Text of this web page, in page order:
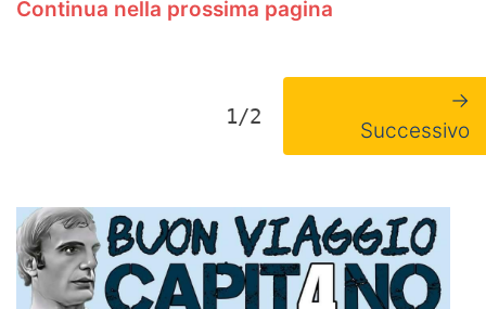
Continua nella prossima pagina
1/2
→
Successivo